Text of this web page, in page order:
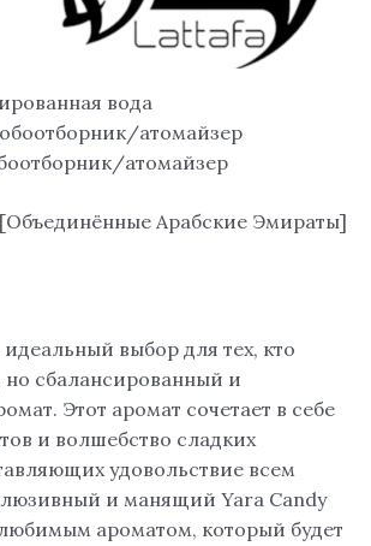
вода
атомайзер
атомайзер
Арабские Эмираты]
идеальный выбор для тех, кто
сбалансированный и
Этот аромат сочетает в себе
и волшебство сладких
удовольствие всем
и манящий Yara Candy
ароматом, который будет